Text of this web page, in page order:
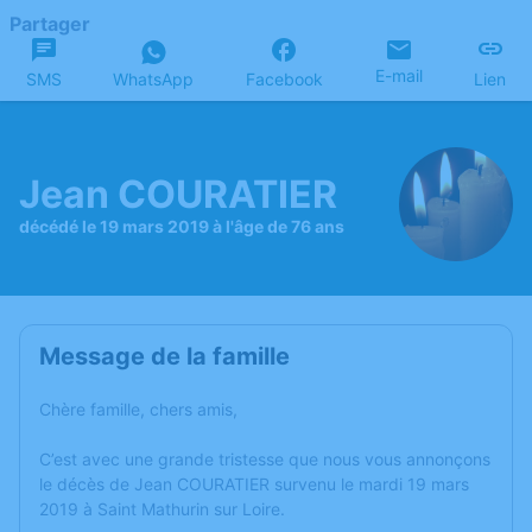
Partager
SMS WhatsApp Facebook E-mail Lien
Jean COURATIER
décédé le 19 mars 2019 à l'âge de 76 ans
Message de la famille
Chère famille, chers amis,
C’est avec une grande tristesse que nous vous annonçons
le décès de Jean COURATIER survenu le mardi 19 mars
2019 à Saint Mathurin sur Loire.